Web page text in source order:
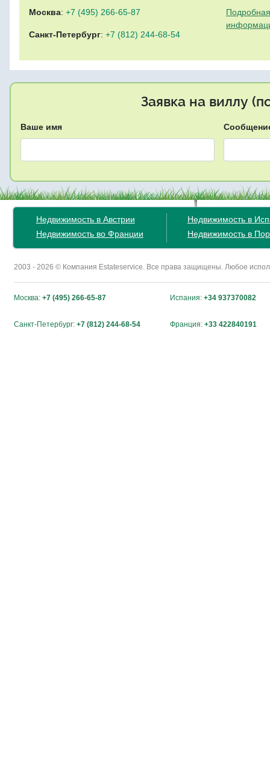
Москва: +7 (495) 266-65-87
Санкт-Петербург: +7 (812) 244-68-54
Заявка на виллу
Ваше имя
Недвижимость в Австрии
Недвижимость во Франции
Недвижимость в
Недвижимость в
2003 - 2026 © Компания Estateservice. Все права защищены. Любое
Москва: +7 (495) 266-65-87 Испания: +34 937370082
Санкт-Петербург: +7 (812) 244-68-54 Франция: +33 422840191